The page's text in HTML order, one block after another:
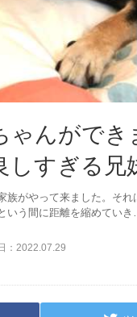
ゃんがで
すぎる兄
族がやって来ました。そ
いう間に距離を縮めてい
： 2022.07.29